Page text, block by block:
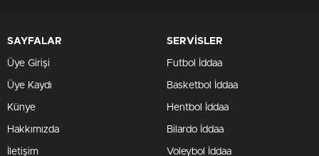
SAYFALAR
Üye Girişi
Üye Kaydı
Künye
Hakkımızda
İletişim
SERVİSLER
Futbol İddaa
Basketbol İddaa
Hentbol İddaa
Bilardo İddaa
Voleybol İddaa